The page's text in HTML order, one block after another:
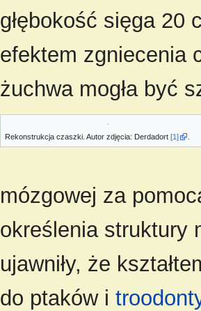
głębokość sięga 20
efektem zgniecenia
żuchwa mogła być
Rekonstrukcja czaszki. Autor zdjęcia: Derdadort [1]
mózgowej za
określenia struktury
ujawniły, że
do ptaków i